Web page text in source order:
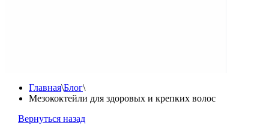
Главная\Блог\
Мезококтейли для здоровых и крепких волос
Вернуться назад